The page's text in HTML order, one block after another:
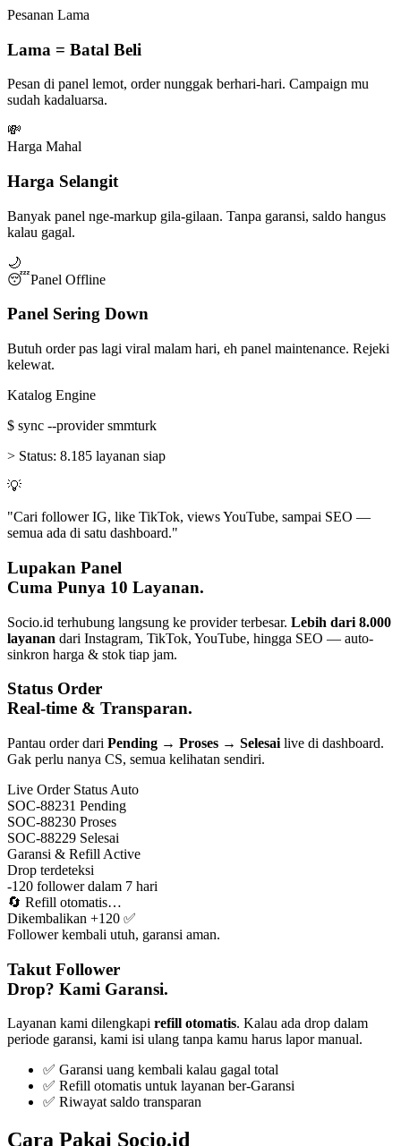
Pesanan Lama
Lama = Batal Beli
Pesan di panel lemot, order nunggak berhari-hari. Campaign mu
sudah kadaluarsa.
💸
Harga Mahal
Harga Selangit
Banyak panel nge-markup gila-gilaan. Tanpa garansi, saldo hangus
kalau gagal.
🌙
😴Panel Offline
Panel Sering Down
Butuh order pas lagi viral malam hari, eh panel maintenance. Rejeki
kelewat.
Katalog Engine
$ sync --provider smmturk
> Status: 8.185 layanan siap
💡
"Cari follower IG, like TikTok, views YouTube, sampai SEO —
semua ada di satu dashboard."
Lupakan Panel
Cuma Punya 10 Layanan.
Socio.id terhubung langsung ke provider terbesar. Lebih dari 8.000
layanan dari Instagram, TikTok, YouTube, hingga SEO — auto-
sinkron harga & stok tiap jam.
Status Order
Real-time & Transparan.
Pantau order dari Pending → Proses → Selesai live di dashboard.
Gak perlu nanya CS, semua kelihatan sendiri.
Live Order Status Auto
SOC-88231 Pending
SOC-88230 Proses
SOC-88229 Selesai
Garansi & Refill Active
Drop terdeteksi
-120 follower dalam 7 hari
🔄 Refill otomatis…
Dikembalikan +120 ✅
Follower kembali utuh, garansi aman.
Takut Follower
Drop? Kami Garansi.
Layanan kami dilengkapi refill otomatis. Kalau ada drop dalam
periode garansi, kami isi ulang tanpa kamu harus lapor manual.
✅ Garansi uang kembali kalau gagal total
✅ Refill otomatis untuk layanan ber-Garansi
✅ Riwayat saldo transparan
Cara Pakai Socio.id